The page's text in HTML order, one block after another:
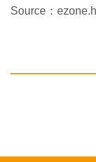
Source：